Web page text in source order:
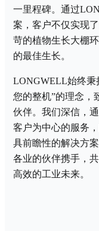
一里程碑。通过
案，客户不仅实现
苛的植物生长大棚
的最佳生长。
LONGWELL始终秉
您的整机”的理念，
伙伴。我们深信，
客户为中心的服务
具前瞻性的解决方
各业的伙伴携手，
高效的工业未来。